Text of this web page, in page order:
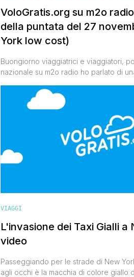
VoloGratis.org su m2o
della puntata del 27
York low cost)
Buongiorno viaggiatrici e viaggiatori,
nazionale su m2o radio ho parlato di
consiglio per risparmiare il più
a prendere appunti durante la diretta
VIAGGI
L'invasione dei Taxi Gialli a
video
Passeggiando per le strade di New
agli occhi è la macchia di colore giallo